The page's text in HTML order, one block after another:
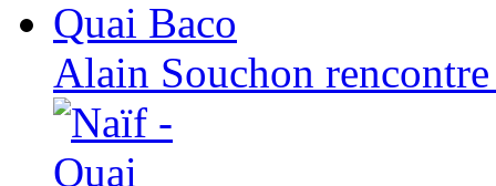
Alain Souchon